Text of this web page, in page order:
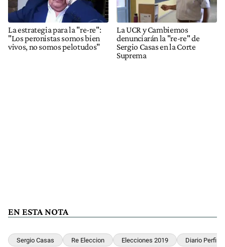
La estrategia para la "re-re":
"Los peronistas somos bien
vivos, no somos pelotudos"
La UCR y Cambiemos
denunciarán la "re-re" de
Sergio Casas en la Corte
Suprema
EN ESTA NOTA
Sergio Casas Re Eleccion Elecciones 2019 Diario Perfil